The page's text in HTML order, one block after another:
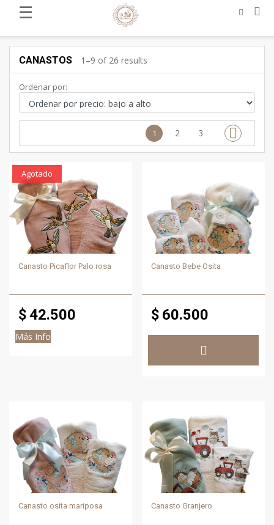
☰
CANASTOS 1–9 of 26 results
Ordenar por:
1 2 3
Agotado
Canasto Picaflor Palo rosa
$42.500
Más Info
Canasto Bebe Osita
$ 60.500
Canasto osita mariposa Canasto Granjero